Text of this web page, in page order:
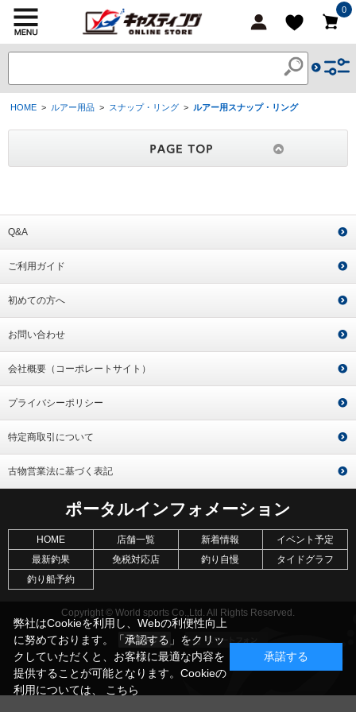
0
HOME > ルアー用品 > スナップ・リング > ルアー用スナップ・リング
Q&A
ご利用ガイド
初めての方へ
お問い合わせ
会社概要（コーポレートサイト）
プライバシーポリシー
特定商取引について
古物営業法に基づく表記
ポータルインフォメーション
HOME 店舗一覧 新着情報
イベント予定
最新釣果
免税対応店 釣り自慢
タイドグラフ
釣り船予約
Copyright © World sports Co.,Ltd. All Rights Reserved.
弊社はCookieを利用し、Webの利便性向上
に努めております。「承認する」をクリッ
クしていただくと、お客様に最適な内容を
提供することが可能となります。Cookieの
利用については、 こちら
承諾する